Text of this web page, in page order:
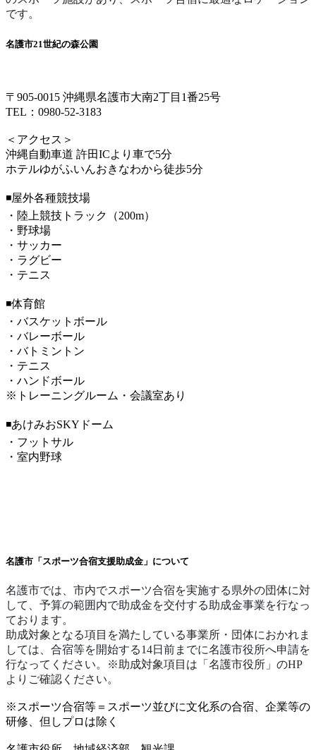
です。
名護市21世紀の森公園
〒905-0015 沖縄県名護市大南2丁目1番25号
TEL：0980-52-3183
＜アクセス＞
沖縄自動車道 許田ICより車で5分
ホテルゆがふいんおきなわから徒歩5分
◾️屋外各種競技場
・陸上競技トラック（200m）
・野球場
・サッカー
・ラグビー
・テニス
◾️体育館
・バスケットボール
・バレーボール
・バトミントン
・テニス
・ハンドボール
※トレーニングルーム・会議室あり
◾️あけみおSKYドーム
・フットサル
・室内野球
名護市「スポーツ合宿支援助成金」について
名護市では、市内でスポーツ合宿を実施する県外の団体に対
して、予算の範囲内で助成金を交付する助成金事業を行なっ
ております。
助成対象となる項目を満たしている事業所・団体におかれま
しては、合宿等を開始する14日前までに名護市役所へ申請を
行なってください。※助成対象項目は「名護市役所」のHP
よりご確認ください。
※スポーツ合宿等＝スポーツ並びに文化系の合宿、企業等の
研修、但しプロは除く